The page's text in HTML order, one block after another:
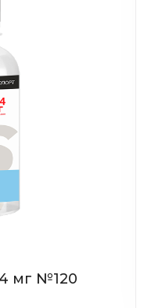
мг №120